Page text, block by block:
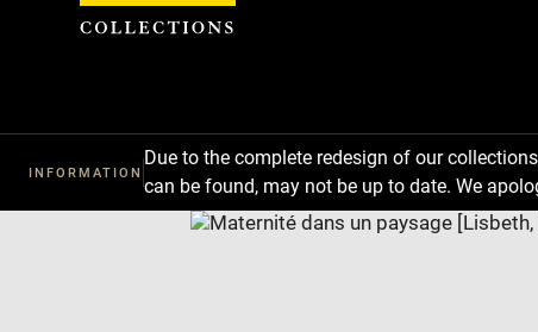
INFORMATION
Due to the complete redesign of our
can be found, may not be up to date. We
Cookies management panel